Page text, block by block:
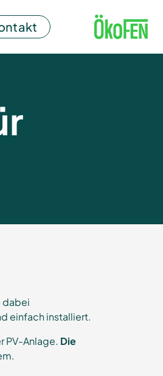
dabei
einfach installiert.
PV-Anlage. Die